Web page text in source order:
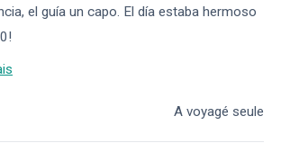
el guía un capo. El día estaba hermoso
A voyagé seule